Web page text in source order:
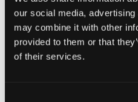
our social media,
may combine it with other
provided to them or that
of their services.
Zeke
14,50 € 29 €